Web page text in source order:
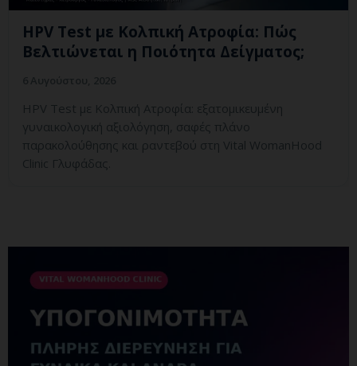
HPV Test με Κολπική Ατροφία: Πώς
Βελτιώνεται η Ποιότητα Δείγματος;
HPV Test με Κολπική Ατροφία: εξατομικευμένη
γυναικολογική αξιολόγηση, σαφές πλάνο
παρακολούθησης και ραντεβού στη Vital WomanHood
Clinic Γλυφάδας.